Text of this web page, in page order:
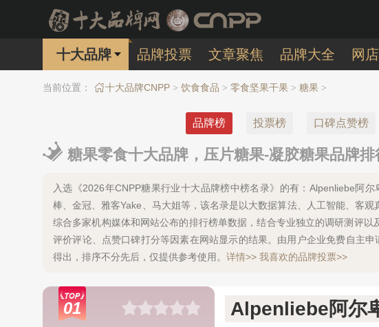
十大品牌 品牌投票 文章聚焦 品牌大全 网
当前位置： 十大品牌CNPP > 饮食食品 > 零食坚果干果 > 糖果 >
品牌榜 投票榜 口碑点赞榜
糖果零食十大品牌，压片糖果-凝胶糖果品牌
入选《2026年CNPP糖果行业十大品牌榜中榜名录》的有：Alpenliebe阿
棒、金冠、雅客Yake、马大姐等，该名录是以大数据算法、人工智能、客
综合多家机构媒体和网站公布的排行榜单数据，结合专业独立的调研测评以
评价评论、点赞口碑打分等因素在网站显示的结果。由用户企业免费自主
得出，排序不分先后，仅提供参考使用。 详情>> 我喜欢的品牌投票>>
01 Alpenliebe阿尔